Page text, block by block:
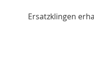
Ersatzklingen